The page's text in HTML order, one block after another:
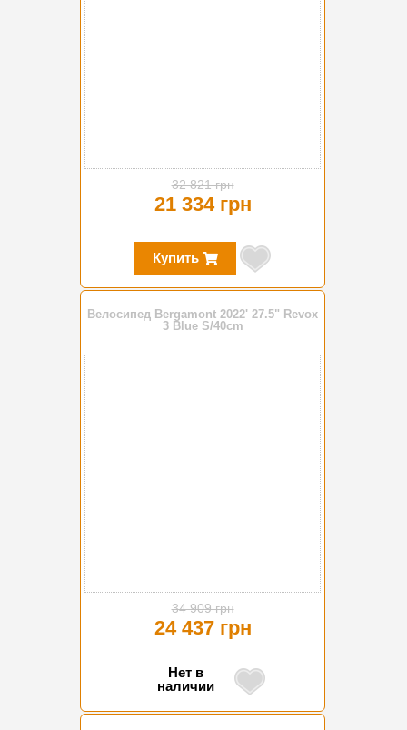
32 821 грн
21 334 грн
Купить
Велосипед Bergamont 2022' 27.5" Revox
3 Blue S/40cm
34 909 грн
24 437 грн
Нет в
наличии